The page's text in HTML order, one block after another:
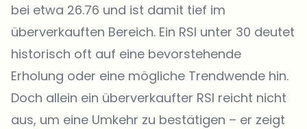
bei etwa 26.76 und ist damit tief im
überverkauften Bereich. Ein RSI unter 30 deutet
historisch oft auf eine bevorstehende
Erholung oder eine mögliche Trendwende hin.
Doch allein ein überverkaufter RSI reicht nicht
aus, um eine Umkehr zu bestätigen – er zeigt